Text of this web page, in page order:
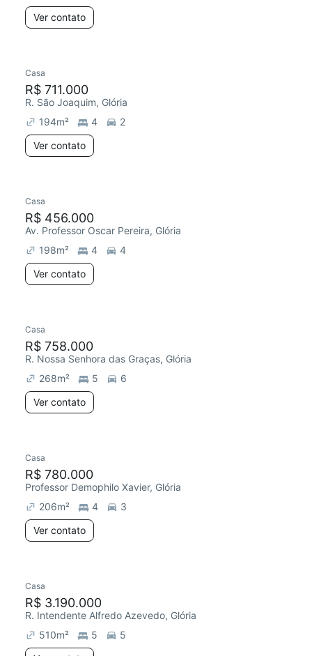
Ver contato
Casa
R$ 711.000
R. São Joaquim, Glória
194m² 4
2
Ver contato
Casa
R$ 456.000
Av. Professor Oscar Pereira, Glória
198m² 4
4
Ver contato
Casa
R$ 758.000
R. Nossa Senhora das Graças, Glória
268m² 5
6
Ver contato
Casa
R$ 780.000
Professor Demophilo Xavier, Glória
206m² 4
3
Ver contato
Casa
R$ 3.190.000
R. Intendente Alfredo Azevedo, Glória
510m² 5
5